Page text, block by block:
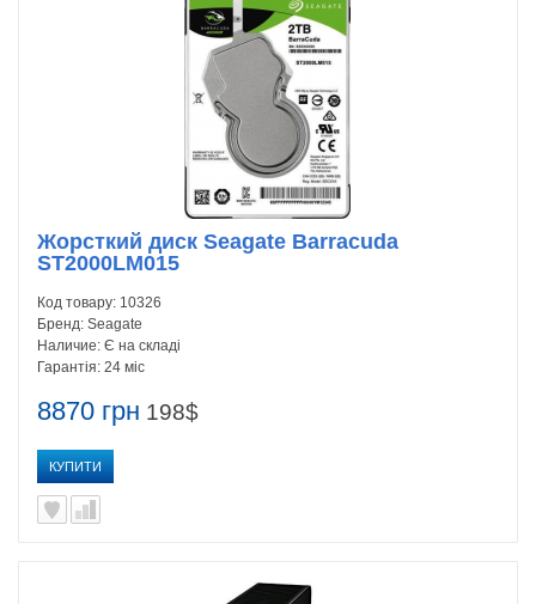
8870 грн 198$
КУПИТИ
Жорсткий диск Seagate Barracuda
ST2000LM015
Код товару: 10326
Бренд: Seagate
Наличие: Є на складі
Гарантія: 24 міс